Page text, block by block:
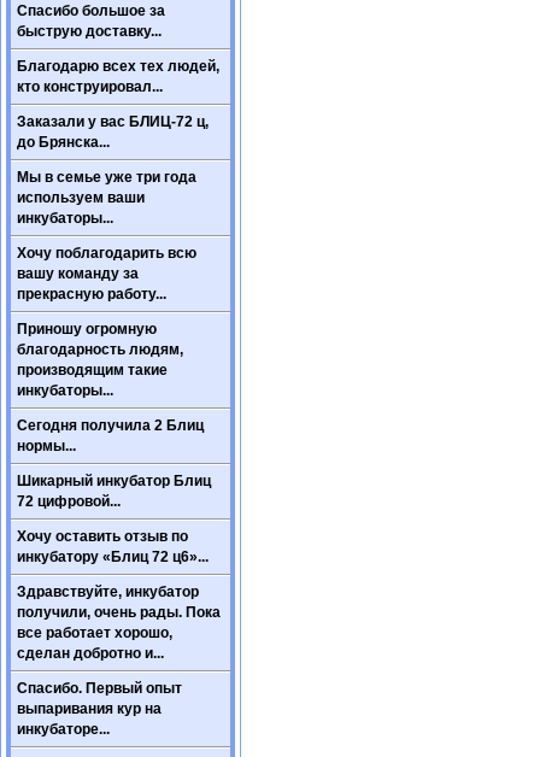
Спасибо большое за
быструю доставку...
Благодарю всех тех людей,
кто конструировал...
Заказали у вас БЛИЦ-72 ц,
до Брянска...
Мы в семье уже три года
используем ваши
инкубаторы...
Хочу поблагодарить всю
вашу команду за
прекрасную работу...
Приношу огромную
благодарность людям,
производящим такие
инкубаторы...
Сегодня получила 2 Блиц
нормы...
Шикарный инкубатор Блиц
72 цифровой...
Хочу оставить отзыв по
инкубатору «Блиц 72 ц6»...
Здравствуйте, инкубатор
получили, очень рады. Пока
все работает хорошо,
сделан добротно и...
Спасибо. Первый опыт
выпаривания кур на
инкубаторе...